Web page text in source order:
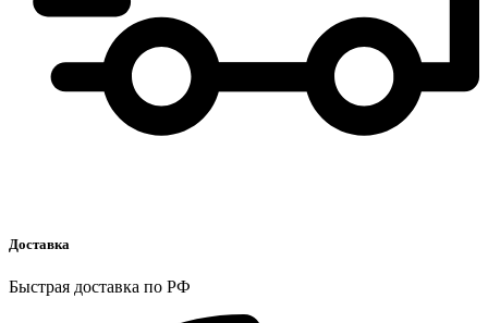
Доставка
Быстрая доставка по РФ